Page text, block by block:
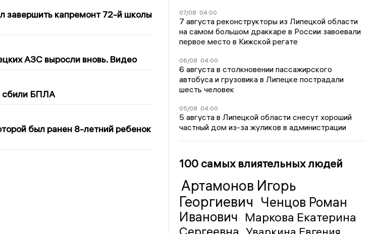
завершить капремонт 72-й школы
АЗС выросли вновь. Видео
сбили БПЛА
был ранен 8-летний ребенок
07/08 04:00
7 августа реконструкторы из Липецкой области
на самом большом драккаре в России завоевали
первое место в Кижской регате
06/08 04:00
6 августа в столкновении пассажирского
автобуса и грузовика в Липецке пострадали
шесть человек
05/08 04:00
5 августа в Липецкой области снесут хороший
частный дом из-за жуликов в администрации
100 самых влиятельных людей
Артамонов Игорь
Георгиевич Ченцов Роман
Иванович Маркова Екатерина
Сергеевна